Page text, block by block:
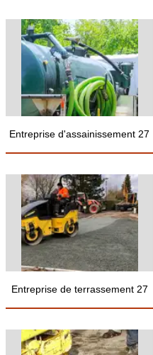
Entreprise d'assainissement 27
Entreprise de terrassement 27